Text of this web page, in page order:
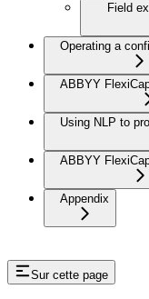
Field
Operating a
ABBYY
Using NLP to
ABBYY
Appendix
Sur cette page